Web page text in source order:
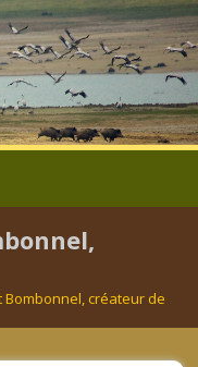
Bombonnel, créateur de